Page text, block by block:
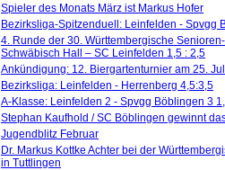
Spieler des Monats März ist Markus Hofer
Bezirksliga-Spitzenduell: Leinfelden - Spvgg
4. Runde der 30. Württembergische
Schwäbisch Hall – SC Leinfelden 1,5 : 2,5
Ankündigung: 12. Biergartenturnier am 25.
Bezirksliga: Leinfelden - Herrenberg 4,5:3,5
A-Klasse: Leinfelden 2 - Spvgg Böblingen 3
Stephan Kaufhold / SC Böblingen gewinnt
Jugendblitz Februar
Dr. Markus Kottke Achter bei der
in Tuttlingen